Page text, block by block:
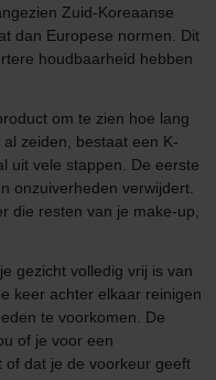
Zuid-Koreaanse
dan Europese normen. Dit
houdbaarheid hebben
om te zien hoe lang
zeiden, bestaat een K-
uit vele stappen. De eerste
onzuiverheden verwijdert.
die resten van je make-up,
gezicht volledig vrij is van
keer achter elkaar reinigen
te voorkomen. De
of je voor een
of dat je de voorkeur geeft